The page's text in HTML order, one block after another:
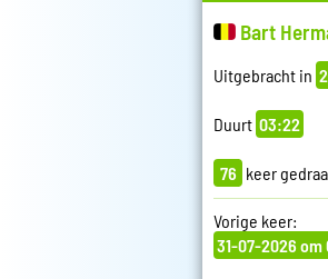
Bart
Uitgebracht in
Duurt 03:22
76 keer
Vorige keer:
31-07-2026 om